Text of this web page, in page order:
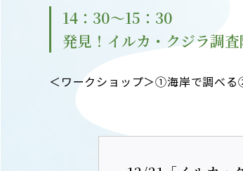
14：30～15：30
発見！イルカ・クジラ調
＜ワークショップ＞①海岸で調べ